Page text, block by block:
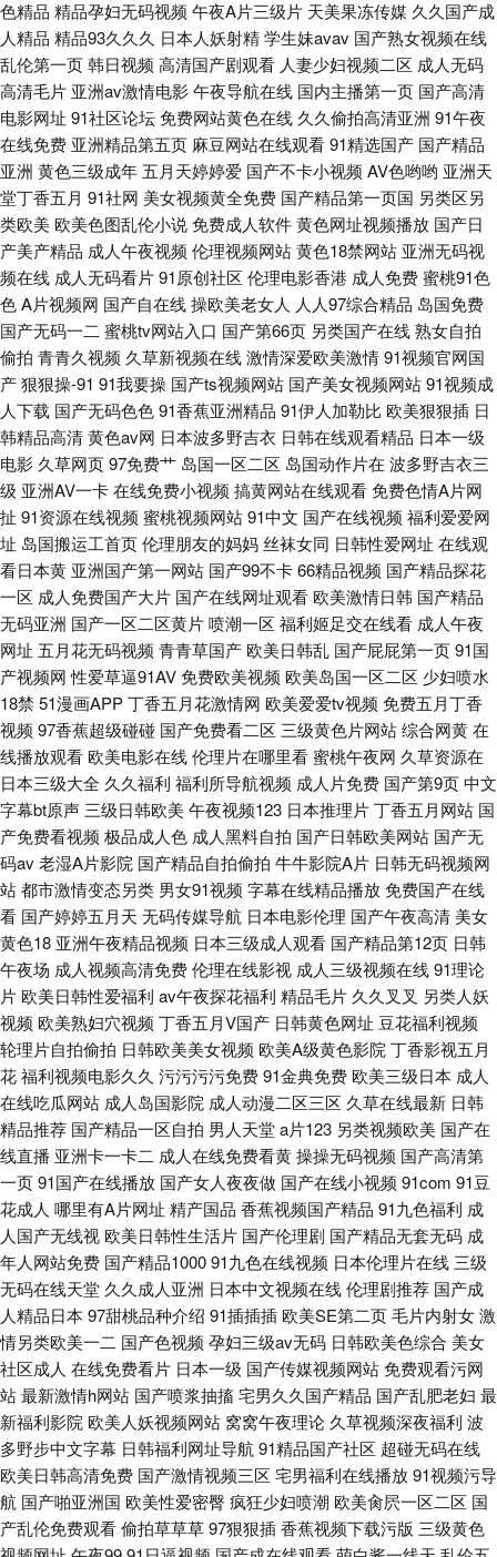
载 www性爱AV 欧美Aⅴ视频 亚洲肉肉网 草莓视频色色 极品丝袜白浆 日本污
www 91cvom网站 超碰人人爽 久久导航色色 网站免费黄 91尤物18 国产精
品第三页 日韩操屄无码影片 97超碰探花 国产中字三区四区 欧美揄拍 在线电
影AV天堂
色精品 精品孕妇无码视频 午夜A片三级片 天美果冻传媒 久久国产成
人精品 精品93久久久 日本人妖射精学生妹avav 国产熟女视频在线
乱伦第一页韩日视频 高清国产剧观看 人妻少妇视频二区 成人无码
高清毛片 亚洲av激情电影午夜导航在线 国内主播第一页 国产高清
电影网址 91社区论坛免费网站黄色在线 久久偷拍高清亚洲 91午夜
在线免费 亚洲精品第五页 麻豆网站在线观看91精选国产 国产精品
亚洲 黄色三级成年 五月天婷婷爱 国产不卡小视频 AV色哟哟 亚洲天
堂丁香五月 91社网 美女视频黄全免费 国产精品第一页国 另类区另
类欧美 欧美色图乱伦小说免费成人软件黄色网址视频播放 国产日
产美产精品 成人午夜视频 伦理视频网站黄色18禁网站 亚洲无码视
频在线 成人无码看片91原创社区 伦理电影香港 成人免费蜜桃91色
色A片视频网 国产自在线操欧美老女人 人人97综合精品 岛国免费
国产无码一二 蜜桃tv网站入口 国产第66页 另类国产在线熟女自拍
偷拍 青青久视频 久草新视频在线激情深爱欧美激情91视频官网国
产狠狠操-91 91我要操 国产ts视频网站 国产美女视频网站91视频成
人下载 国产无码色色91香蕉亚洲精品 91伊人加勒比 欧美狠狠插 日
韩精品高清黄色av网 日本波多野吉衣 日韩在线观看精品 日本一级
电影 久草网页97免费艹 岛国一区二区 岛国动作片在 波多野吉衣三
级 亚洲AV一卡在线免费小视频 搞黄网站在线观看免费色情A片网
扯 91资源在线视频 蜜桃视频网站91中文 国产在线视频 福利爱爱网
址 岛国搬运工首页伦理朋友的妈妈丝袜女同 日韩性爱网址 在线观
看日本黄 亚洲国产第一网站 国产99不卡66精品视频 国产精品探花
一区 成人免费国产大片 国产在线网址观看 欧美激情日韩 国产精品
无码亚洲 国产一区二区黄片喷潮一区 福利姬足交在线看 成人午夜
网址 五月花无码视频 青青草国产 欧美日韩乱 国产屁屁第一页91国
产视频网 性爱草逼91AV免费欧美视频 欧美岛国一区二区 少妇喷水
18禁 51漫画APP丁香五月花激情网 欧美爱爱tv视频 免费五月丁香
视频 97香蕉超级碰碰 国产免费看二区 三级黄色片网站综合网黄在
线播放观看 欧美电影在线伦理片在哪里看蜜桃午夜网 久草资源在
日本三级大全 久久福利 福利所导航视频 成人片免费 国产第9页中文
字幕bt原声 三级日韩欧美午夜视频123 日本推理片丁香五月网站 国
产免费看视频 极品成人色 成人黑料自拍 国产日韩欧美网站 国产无
码av老湿A片影院 国产精品自拍偷拍 牛牛影院A片 日韩无码视频网
站都市激情变态另类 男女91视频 字幕在线精品播放免费国产在线
看 国产婷婷五月天 无码传媒导航 日本电影伦理 国产午夜高清 美女
黄色18 亚洲午夜精品视频 日本三级成人观看 国产精品第12页 日韩
午夜场 成人视频高清免费伦理在线影视 成人三级视频在线91理论
片 欧美日韩性爱福利 av午夜探花福利 精品毛片 久久叉叉 另类人妖
视频 欧美熟妇穴视频 丁香五月V国产 日韩黄色网址 豆花福利视频
轮理片自拍偷拍 日韩欧美美女视频 欧美A级黄色影院 丁香影视五月
花福利视频电影久久 污污污污免费91金典免费 欧美三级日本 成人
在线吃瓜网站 成人岛国影院 成人动漫二区三区 久草在线最新 日韩
精品推荐 国产精品一区自拍 男人天堂a片123 另类视频欧美 国产在
线直播 亚洲卡一卡二 成人在线免费看黄操操无码视频 国产高清第
一页91国产在线播放 国产女人夜夜做 国产在线小视频 91com 91豆
花成人 哪里有A片网址 精产国品 香蕉视频国产精品 91九色福利 成
人国产无线视 欧美日韩性生活片 国产伦理剧 国产精品无套无码 成
年人网站免费 国产精品100091九色在线视频 日本伦理片在线 三级
无码在线天堂 久久成人亚洲 日本中文视频在线伦理剧推荐 国产成
人精品日本 97甜桃品种介绍 91插插插 欧美SE第二页毛片内射女激
情另类欧美一二 国产色视频 孕妇三级av无码 日韩欧美色综合 美女
社区成人 在线免费看片 日本一级 国产传媒视频网站免费观看污网
站最新激情h网站 国产喷浆抽搐宅男久久国产精品 国产乱肥老妇 最
新福利影院 欧美人妖视频网站 窝窝午夜理论 久草视频深夜福利 波
多野步中文字幕 日韩福利网址导航 91精品国产社区 超碰无码在线
欧美日韩高清免费 国产激情视频三区 宅男福利在线播放91视频污导
航 国产啪亚洲国 欧美性爱密臀疯狂少妇喷潮 欧美肏屄一区二区 国
产乱伦免费观看偷拍草草草97狠狠插香蕉视频下载污版 三级黄色